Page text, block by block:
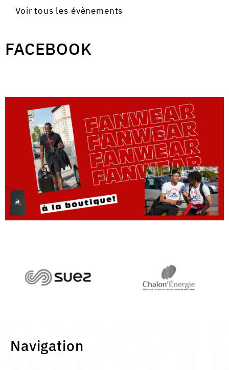
Voir tous les évènements
FACEBOOK
Navigation